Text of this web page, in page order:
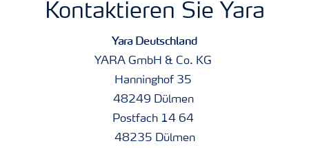
Kontaktieren Sie Yara
Yara Deutschland
YARA GmbH & Co. KG
Hanninghof 35
48249 Dülmen
Postfach 14 64
48235 Dülmen